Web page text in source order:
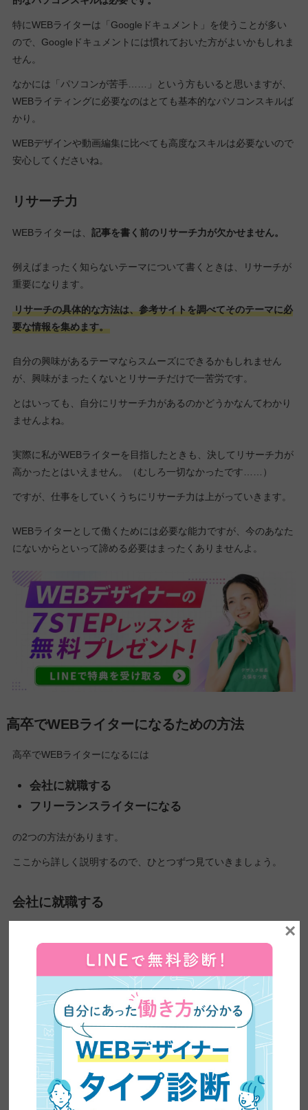
特にWEBライターは「Googleドキュメント」を使うことが多い
ので、Googleドキュメントには慣れておいた方がよいかもしれま
せん。
なかには「パソコンが苦手……」という方もいると思いますが、
WEBライティングに必要なのはとても基本的なパソコンスキルば
かり。
WEBデザインや動画編集に比べても高度なスキルは必要ないので
安心してくださいね。
リサーチ力
WEBライターは、 記事を書く前のリサーチ力が欠かせません。
例えばまったく知らないテーマについて書くときは、リサーチが
重要になります。
リサーチの具体的な方法は、参考サイトを調べてそのテーマに必
要な情報を集めます。
自分の興味があるテーマならスムーズにできるかもしれません
が、興味がまったくないとリサーチだけで一苦労です。
とはいっても、自分にリサーチ力があるのかどうかなんてわかり
ませんよね。
実際に私がWEBライターを目指したときも、決してリサーチ力が
高かったとはいえません。（むしろ一切なかったです……）
ですが、仕事をしていくうちにリサーチ力は上がっていきます。
WEBライターとして働くためには必要な能力ですが、今のあなた
にないからといって諦める必要はまったくありませんよ。
高卒でWEBライターになるための方法
高卒でWEBライターになるには
会社に就職する
フリーランスライターになる
の2つの方法があります。
ここから詳しく説明するので、ひとつずつ見ていきましょう。
会社に就職する
「高卒で就職できるの？」と思うかもしれませんが、最初にもお
伝えしたとおり学歴は関係ありません。
求人を探す際は、次の方法で探すのが一般的です。
就職エージェント
就職エージェントを利用すると、求人の紹介だけ
でなく応募書類の添削などのサポートまでおこな
ってくれます。
×